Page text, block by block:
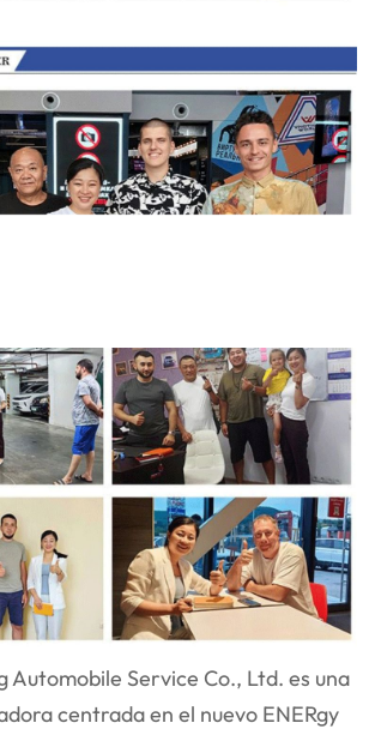
Automobile Service Co., Ltd. es una
centrada en el nuevo ENERgy